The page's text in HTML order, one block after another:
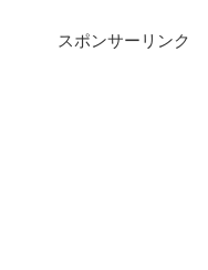
スポンサーリンク